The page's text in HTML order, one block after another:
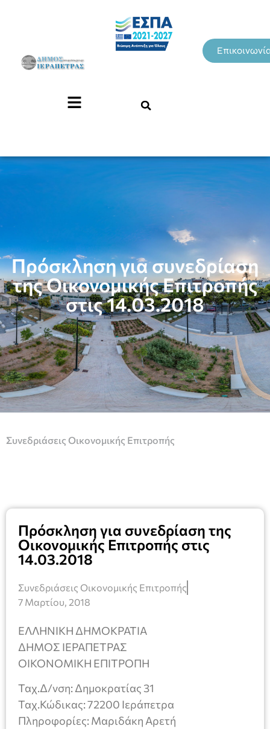
Πρόσκληση για συνεδρίαση
της Οικονομικής Επιτροπής
στις 14.03.2018
Συνεδριάσεις Οικονομικής Επιτροπής
Πρόσκληση για συνεδρίαση της
Οικονομικής Επιτροπής στις
14.03.2018
Συνεδριάσεις Οικονομικής Επιτροπής
7 Μαρτίου, 2018
ΕΛΛΗΝΙΚΗ ΔΗΜΟΚΡΑΤΙΑ
ΔΗΜΟΣ ΙΕΡΑΠΕΤΡΑΣ
ΟΙΚΟΝΟΜΙΚΗ ΕΠΙΤΡΟΠΗ
Ταχ.Δ/νση: Δημοκρατίας 31
Ταχ.Κώδικας: 72200 Ιεράπετρα
Πληροφορίες: Μαριδάκη Αρετή